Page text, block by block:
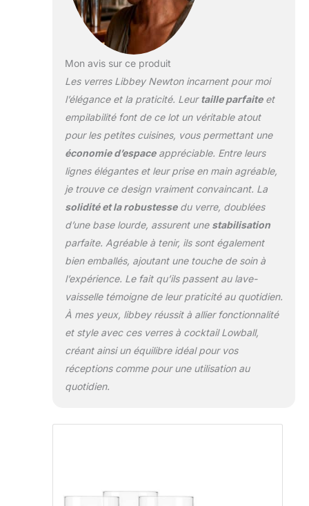
Mon avis sur ce produit
Les verres Libbey Newton incarnent pour moi
l’élégance et la praticité. Leurtaille parfaiteet
empilabilité font de ce lot un véritable atout
pour les petites cuisines, vous permettant une
économie d’espaceappréciable. Entre leurs
lignes élégantes et leur prise en main agréable,
je trouve ce design vraiment convaincant. La
solidité et la robustessedu verre, doublées
d’une base lourde, assurent une stabilisation
parfaite. Agréable à tenir, ils sont également
bien emballés, ajoutant une touche de soin à
l’expérience. Le fait qu’ils passent au lave-
vaisselle témoigne de leur praticité au quotidien.
À mes yeux, libbey réussit à allier fonctionnalité
et style avec ces verres à cocktail Lowball,
créant ainsi un équilibre idéal pour vos
réceptions comme pour une utilisation au
quotidien.